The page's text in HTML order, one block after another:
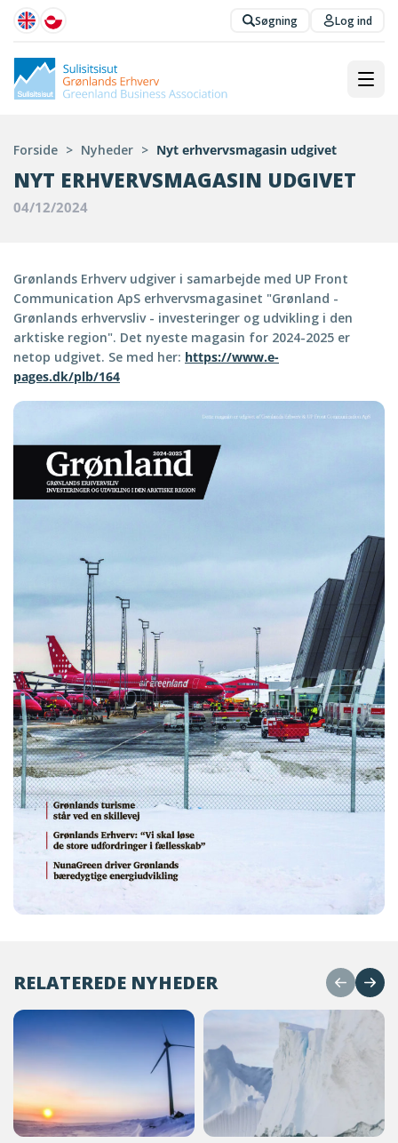
Søgning Log ind
Forside > Nyheder > Nyt erhvervsmagasin udgivet
NYT ERHVERVSMAGASIN UDGIVET
04/12/2024
Grønlands Erhverv udgiver i samarbejde med UP Front
Communication ApS erhvervsmagasinet "Grønland -
Grønlands erhvervsliv - investeringer og udvikling i den
arktiske region". Det nyeste magasin for 2024-2025 er
netop udgivet. Se med her: https://www.e-
pages.dk/plb/164
RELATEREDE NYHEDER